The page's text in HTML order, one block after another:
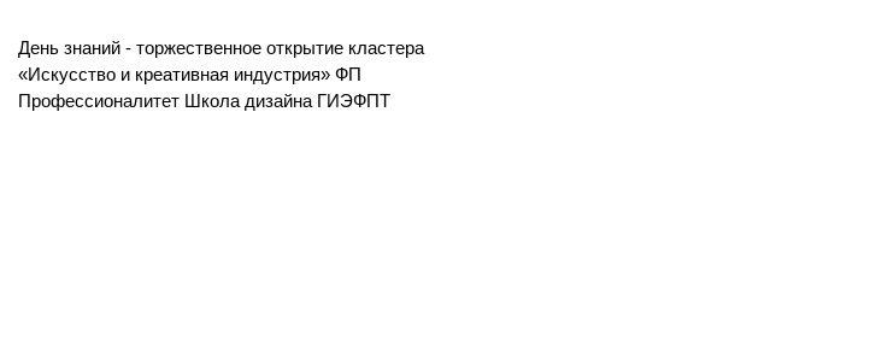
День знаний - торжественное открытие кластера
«Искусство и креативная индустрия» ФП
Профессионалитет Школа дизайна ГИЭФПТ